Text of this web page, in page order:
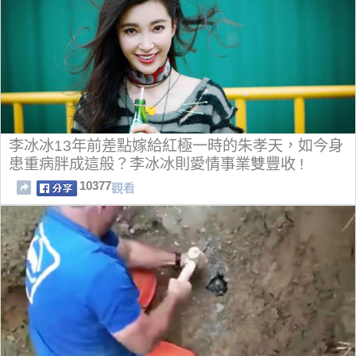
李冰冰13年前差點嫁給紅極一時的朱孝天，如今身
患重病胖成這般？李冰冰則愛情事業雙豐收 !
10377觀看